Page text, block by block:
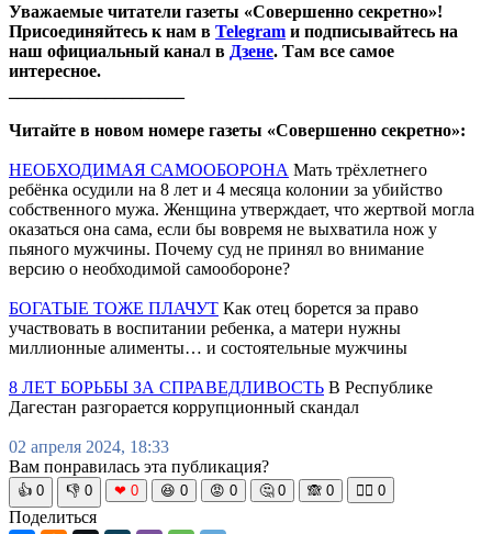
Уважаемые читатели газеты «Совершенно секретно»!
Присоединяйтесь к нам в Telegram и подписывайтесь на
наш официальный канал в Дзене. Там все самое
интересное.
Читайте в новом номере газеты «Совершенно секретно»:
НЕОБХОДИМАЯ САМООБОРОНА Мать трёхлетнего
ребёнка осудили на 8 лет и 4 месяца колонии за убийство
собственного мужа. Женщина утверждает, что жертвой могла
оказаться она сама, если бы вовремя не выхватила нож у
пьяного мужчины. Почему суд не принял во внимание
версию о необходимой самообороне?
БОГАТЫЕ ТОЖЕ ПЛАЧУТ Как отец борется за право
участвовать в воспитании ребенка, а матери нужны
миллионные алименты… и состоятельные мужчины
8 ЛЕТ БОРЬБЫ ЗА СПРАВЕДЛИВОСТЬ В Республике
Дагестан разгорается коррупционный скандал
02 апреля 2024, 18:33
Вам понравилась эта публикация?
👍 0 👎 0 ❤ 0 😆 0 😡 0 🤔 0 🙈 0 🧘‍♀️ 0
Поделиться